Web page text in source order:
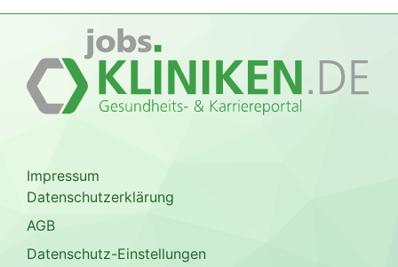
Impressum
Datenschutzerklärung
AGB
Datenschutz-Einstellungen